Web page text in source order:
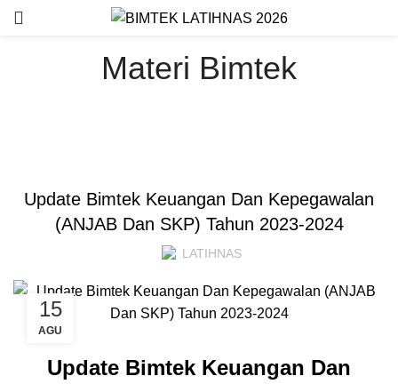
Materi Bimtek
Update Bimtek Keuangan Dan Kepegawalan
(ANJAB Dan SKP) Tahun 2023-2024
LATIHNAS
15
AGU
Update Bimtek Keuangan Dan